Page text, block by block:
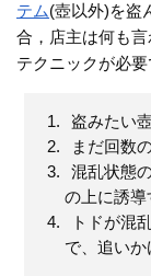
テム(壺以外)を盗
合，店主は何も
テクニックが必要
盗みたい
まだ回数
混乱状態
の上に誘導
トドが混
で、追いか